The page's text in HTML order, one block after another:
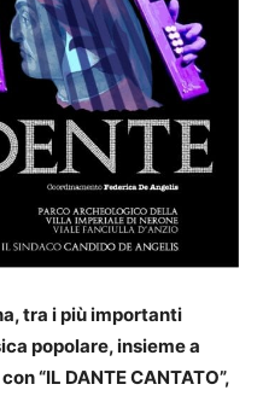
tra i più importanti
popolare, insieme a
“IL DANTE CANTATO”,